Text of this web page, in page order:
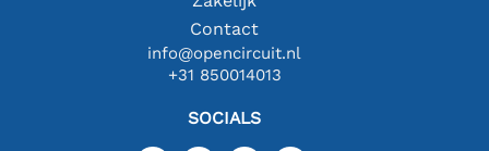
Contact
info@opencircuit.nl
+31 850014013
SOCIALS